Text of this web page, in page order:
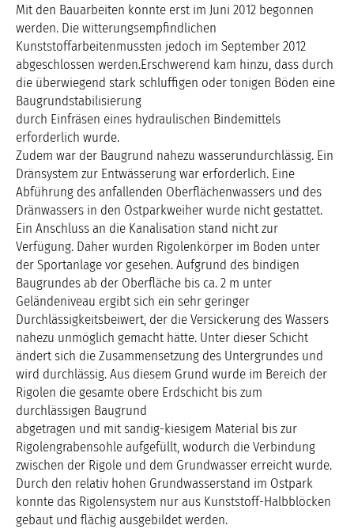
Mit den Bauarbeiten konnte erst im Juni 2012 begonnen
werden. Die witterungsempfindlichen
Kunststoffarbeitenmussten jedoch im September 2012
abgeschlossen werden.Erschwerend kam hinzu, dass durch
die überwiegend stark schluffigen oder tonigen Böden eine
Baugrundstabilisierung
durch Einfräsen eines hydraulischen Bindemittels
erforderlich wurde.
Zudem war der Baugrund nahezu wasserundurchlässig. Ein
Dränsystem zur Entwässerung war erforderlich. Eine
Abführung des anfallenden Oberflächenwassers und des
Dränwassers in den Ostparkweiher wurde nicht gestattet.
Ein Anschluss an die Kanalisation stand nicht zur
Verfügung. Daher wurden Rigolenkörper im Boden unter
der Sportanlage vor gesehen. Aufgrund des bindigen
Baugrundes ab der Oberfläche bis ca. 2 m unter
Geländeniveau ergibt sich ein sehr geringer
Durchlässigkeitsbeiwert, der die Versickerung des Wassers
nahezu unmöglich gemacht hätte. Unter dieser Schicht
ändert sich die Zusammensetzung des Untergrundes und
wird durchlässig. Aus diesem Grund wurde im Bereich der
Rigolen die gesamte obere Erdschicht bis zum
durchlässigen Baugrund
abgetragen und mit sandig-kiesigem Material bis zur
Rigolengrabensohle aufgefüllt, wodurch die Verbindung
zwischen der Rigole und dem Grundwasser erreicht wurde.
Durch den relativ hohen Grundwasserstand im Ostpark
konnte das Rigolensystem nur aus Kunststoff-Halbblöcken
gebaut und flächig ausgebildet werden.